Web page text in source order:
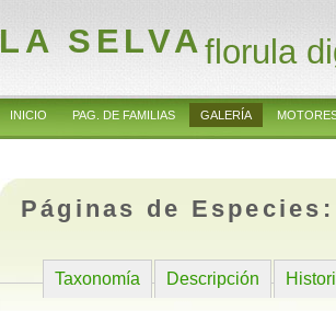
LA SELVAflorula
INICIO PAG. DE FAMILIAS GALERÍA
Páginas de
Taxonomía Descripción